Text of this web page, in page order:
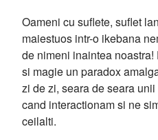
Oameni cu suflete, suflet
maiestuos intr-o ikebana
de nimeni inaintea
si magie un paradox
zi de zi, seara de seara
cand interactionam si ne
ceilalti.